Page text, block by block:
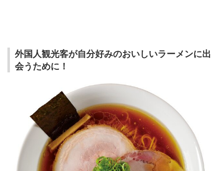
外国人観光客が自分好みのおいしいラーメンに出
会うために！